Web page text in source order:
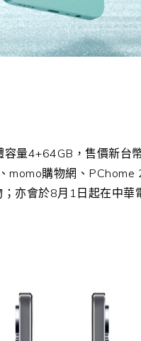
容量4+64GB ，售價新台
momo購物網、 PChome
；亦會於8月 1 日起在中華